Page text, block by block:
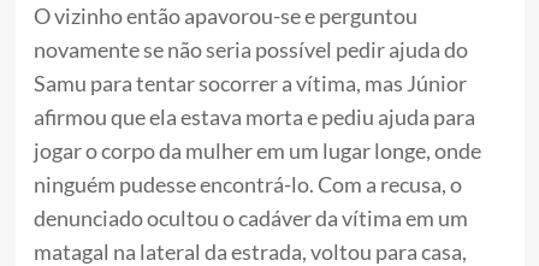
O vizinho então apavorou-se e perguntou
novamente se não seria possível pedir ajuda do
Samu para tentar socorrer a vítima, mas Júnior
afirmou que ela estava morta e pediu ajuda para
jogar o corpo da mulher em um lugar longe, onde
ninguém pudesse encontrá-lo. Com a recusa, o
denunciado ocultou o cadáver da vítima em um
matagal na lateral da estrada, voltou para casa,